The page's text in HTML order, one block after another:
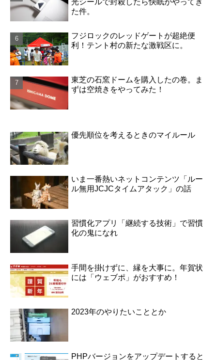
た件。
フジロックのレッドゲートが超絶便
利！テント村の新たな激戦区に。
東芝の石窯ドームを購入したの巻。ま
ずは空焼きをやってみた！
優先順位を考えるときのマイルール
いま一番熱いネットコンテンツ「ルー
ル無用JCJCタイムアタック」の話
習慣化アプリ「継続する技術」で習慣
化の鬼になれ
手間を掛けずに、縁を大事に。年賀状
には「ウェブポ」がおすすめ！
2023年のやりたいこととか
PHPバージョンをアップデートすると